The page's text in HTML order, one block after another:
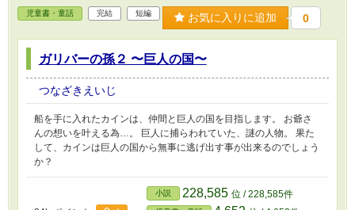
児童書・童話 完結 短編 お気に入りに追加 0
ガリバーの孫２ 〜巨人の国〜
つなざきえいじ
船を手に入れたカインは、仲間と巨人の国を目指します。 お爺さ
んの想いを叶える為…。 巨人に捕らわれていた、謎の人物。 果た
して、カインは巨人の国から無事に逃げ出す事が出来るのでしょう
か？
小説 228,585 位 / 228,585件